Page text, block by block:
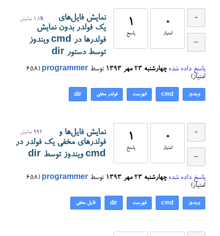
0
امتیاز
1
پاسخ
1.1k نمایش
نمایش فایل‌های
یک فولدر بدون نمایش
فولدرها در cmd ویندوز
توسط دستور dir
پاسخ داده شده چهارشنبه ۲۳ مهر ۱۳۹۳ توسط programmer
(
658
امتیاز)
ویندوز cmd فهرست فولدر مخفی dir
0
امتیاز
1
پاسخ
992 نمایش
نمایش فایل‌ها و
فولدرهای مخفی یک فولدر در
cmd ویندوز توسط dir
پاسخ داده شده چهارشنبه ۲۳ مهر ۱۳۹۳ توسط programmer
(
658
امتیاز)
ویندوز cmd فهرست dir فایل مخفی